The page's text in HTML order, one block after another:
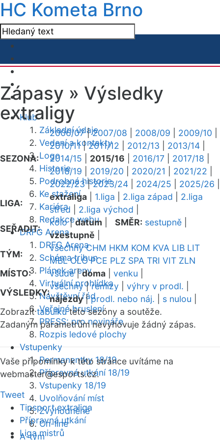
HC Kometa Brno
Klub
Základní údaje
Vedení a kontakty
Logo
Historie
Podrobná historie
Ke stažení
Kariéra
Redakce webu
DRFG Arena
DRFG Arena
Schéma tribun
Plánek areny
Virtuální prohlídka
Návštěvní řád
Veřejné bruslení
PRESS: pro novináře
Rozpis ledové plochy
Vstupenky
Permanentky 18/19
Přípravná utkání 18/19
Vstupenky 18/19
Uvolňování míst
Zvýhodněné
On-line
A-tým
Zápasy » Výsledky
extraligy
SEZONA:
2006/07|2007/08 2008/09 2009/10
2010/11|2011/12 2012/13 2013/14
2014/15
2015/16 2016/17 2017/18
2018/19
2019/20 2020/21 2021/22
2022/23|2023/24 2024/25 2025/26
LIGA:
extraliga 1.liga 2.liga západ
2.liga
střed
2.liga východ
SEŘADIT:
kolo|datum SMĚR: sestupně
vzestupně
TÝM:
všechny CHM HKM KOM KVA LIB LIT
MBL OLO PCE PLZ SPA TRI VIT ZLN
MÍSTO:
všude|doma venku
VÝSLEDKY:
všechny|remízy výhry v prodl.
nájezdy|prodl. nebo náj. s nulou
Zobrazittabulkutéto sezóny a soutěže.
Zadaným parametrům nevyhovuje žádný zápas.
Vaše připomínky k této stránce uvítáme na
webmaster@esports.cz.
Tweet
Tipsport extraliga
Přípravná utkání
Liga mistrů